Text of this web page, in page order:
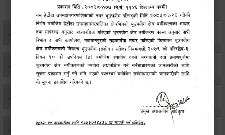
सेवाहरु
संस्था दर्ता सिफारिस
एकिकृत सम्पत्ति कर/घर जग्गा कर